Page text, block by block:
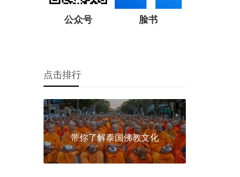
公众号 脸书
点击排行
带你了解泰国佛教文化